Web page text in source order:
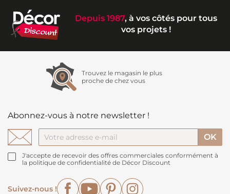
Depuis 1987, à vos côtés pour tous
vos projets !
Trouvez le magasin le plus
proche de chez vous
Abonnez-vous à notre newsletter !
J'accepte de recevoir des offres commerciales conformément à
la politique de confidentialité de Décor Discount
Suivez-nous !
FacebookYouTubePinterest